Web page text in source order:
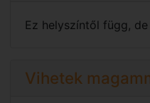
Ez helyszíntől függ,
Vihetek